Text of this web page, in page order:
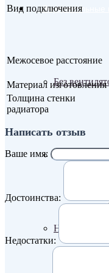
Внутрипольные
Без
Недорогие
Вид подключения
Межосевое расстояние
Материал изготовления
Толщина стенки
радиатора
Написать отзыв
Ваше имя:
Достоинства:
Недостатки: